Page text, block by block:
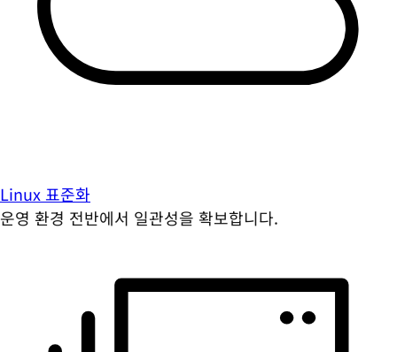
Linux 표준화
운영 환경 전반에서 일관성을 확보합니다.